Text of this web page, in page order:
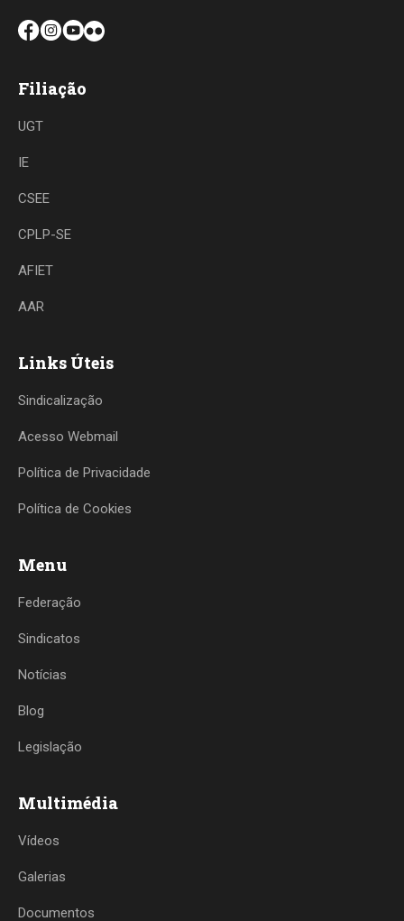
Filiação
UGT
IE
CSEE
CPLP-SE
AFIET
AAR
Links Úteis
Sindicalização
Acesso Webmail
Política de Privacidade
Política de Cookies
Menu
Federação
Sindicatos
Notícias
Blog
Legislação
Multimédia
Vídeos
Galerias
Documentos